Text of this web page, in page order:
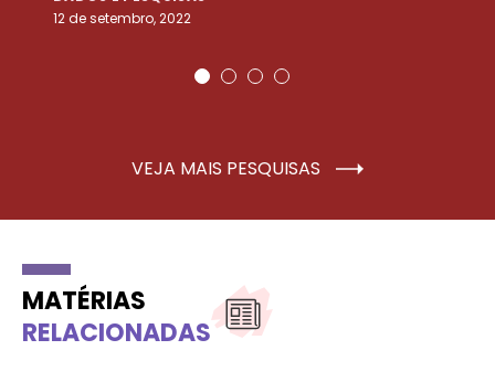
12 de setembro, 2022
VEJA MAIS PESQUISAS
MATÉRIAS
RELACIONADAS